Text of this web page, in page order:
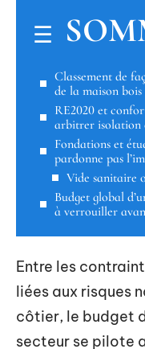
Classement de
de la maison
RE2020 et
arbitrer isolation
Fondations et
pardonne pas
Vide sanitaire
Budget global
à verrouiller
Entre les
liées aux risques
côtier, le budget
secteur se pilote